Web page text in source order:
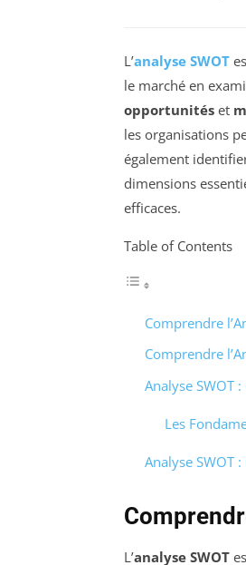
L’analyse SWOT
le marché en
opportunités et
les organisations
également
dimensions
efficaces.
Table of Contents
Comprendre
Comprendre
Analyse SWOT
Les
Analyse SWOT
L’analyse SWOT